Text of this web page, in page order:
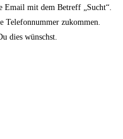
Email mit dem Betreff „Sucht“.
Telefonnummer zukommen.
dies wünschst.